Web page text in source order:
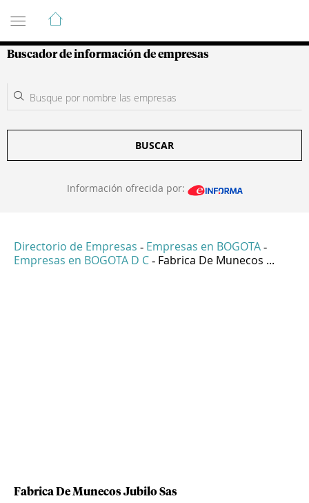
Guía de Empresas Colombianas
Buscador de información de empresas
BUSCAR
Información ofrecida por:
Directorio de Empresas - Empresas en BOGOTA -
Empresas en BOGOTA D C - Fabrica De Munecos ...
Fabrica De Munecos Jubilo Sas